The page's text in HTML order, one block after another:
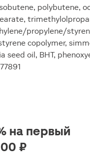
polybutene,
propylene/
copolymer,
seed oil, BHT,
на первый
₽